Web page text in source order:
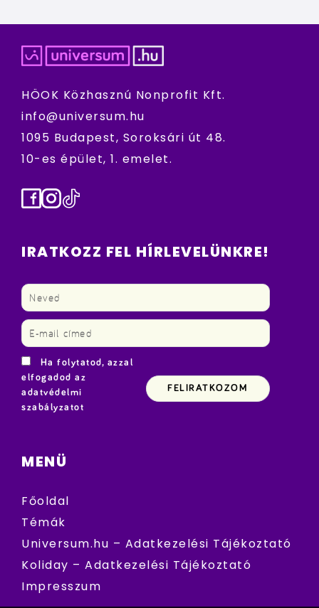
HÖOK Közhasznú Nonprofit Kft.
info@universum.hu
1095 Budapest, Soroksári út 48.
10-es épület, 1. emelet.
Facebook
Instagram
TikTok
IRATKOZZ FEL HÍRLEVELÜNKRE!
Ha folytatod, azzal
elfogadod az
adatvédelmi
szabályzatot
MENÜ
Főoldal
Témák
Universum.hu – Adatkezelési Tájékoztató
Koliday – Adatkezelési Tájékoztató
Impresszum